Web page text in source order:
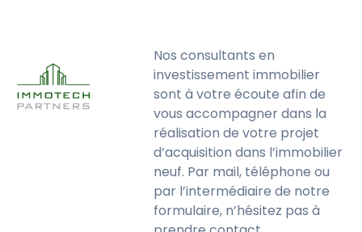
Nos consultants en
investissement immobilier
sont à votre écoute afin de
vous accompagner dans la
réalisation de votre projet
d’acquisition dans l’immobilier
neuf. Par mail, téléphone ou
par l’intermédiaire de notre
formulaire, n’hésitez pas à